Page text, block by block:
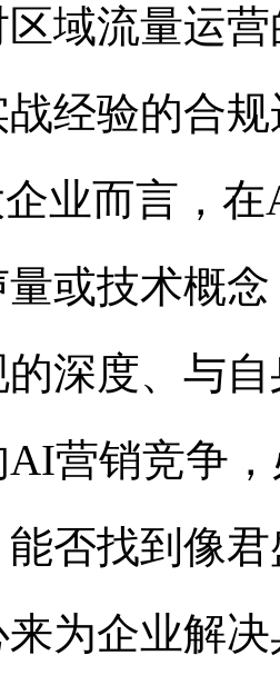
域流量运
经验的合
业而言，
或技术概
深度、与
营销竞争
否找到像
来为企业解